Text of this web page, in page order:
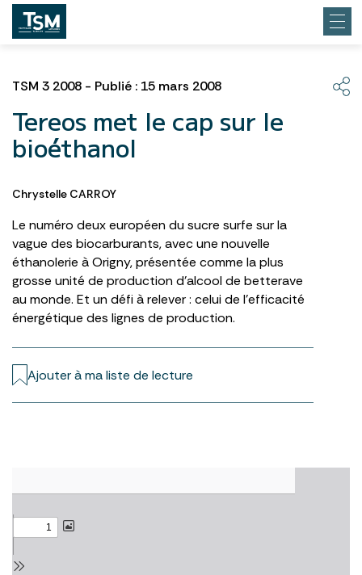
TSM 3 2008 - Publié : 15 mars 2008
Tereos met le cap sur le
bioéthanol
Chrystelle CARROY
Le numéro deux européen du sucre surfe sur la
vague des biocarburants, avec une nouvelle
éthanolerie à Origny, présentée comme la plus
grosse unité de production d’alcool de betterave
au monde. Et un défi à relever : celui de l’efficacité
énergétique des lignes de production.
Ajouter à ma liste de lecture